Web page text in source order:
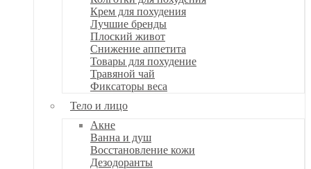
Крем для похудения
Лучшие бренды
Плоский живот
Снижение аппетита
Товары для похудение
Травяной чай
Фиксаторы веса
Тело и лицо
Акне
Ванна и душ
Восстановление кожи
Дезодоранты